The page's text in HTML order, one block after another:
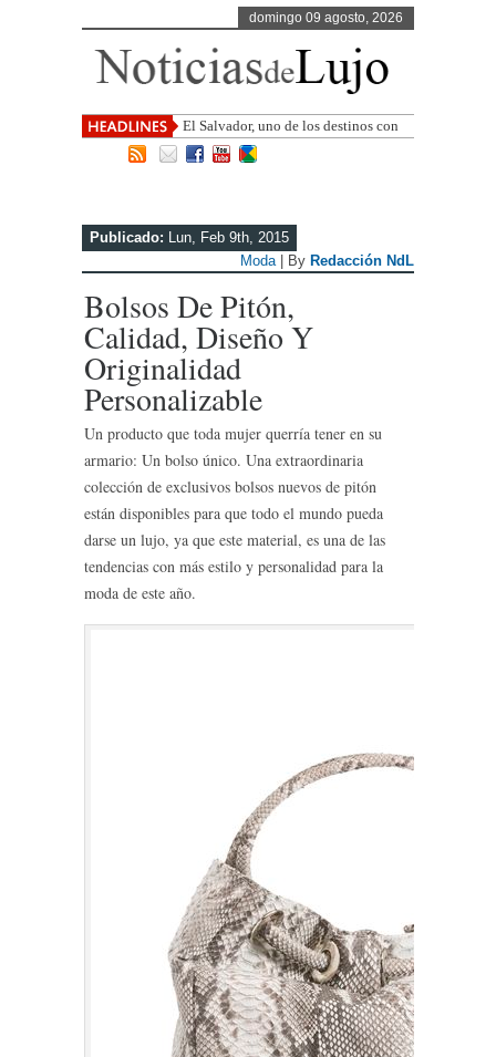
domingo 09 agosto, 2026
El Salvador, uno de los destinos con
mayor proyección de Centroamérica
Publicado: Lun, Feb 9th, 2015
Moda| By Redacción NdL
Bolsos De Pitón,
Calidad, Diseño Y
Originalidad
Personalizable
Un producto que toda mujer querría tener en su
armario: Un bolso único. Una extraordinaria
colección de exclusivos bolsos nuevos de pitón
están disponibles para que todo el mundo pueda
darse un lujo, ya que este material, es una de las
tendencias con más estilo y personalidad para la
moda de este año.